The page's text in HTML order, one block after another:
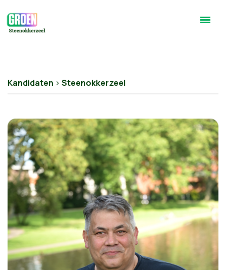
Kandidaten > Steenokkerzeel